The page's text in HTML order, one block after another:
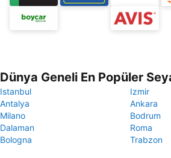
Dünya Geneli En Popüler
Istanbul
Izmir
Antalya
Ankara
Milano
Bodrum
Dalaman
Roma
Bologna
Trabzon